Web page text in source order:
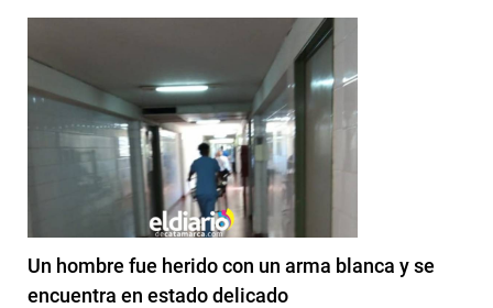
Un hombre fue herido con un arma blanca y se
encuentra en estado delicado